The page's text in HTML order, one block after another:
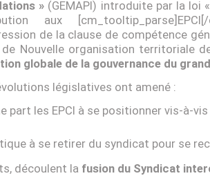
» (GEMAPI) introduite par la loi
aux
de la clause de compétence
de Nouvelle organisation territoriale
globale de la gouvernance du
législatives ont amené :
part les EPCI à se positionner vis-à-
à se retirer du syndicat pour se
découlent la fusion du Syndicat